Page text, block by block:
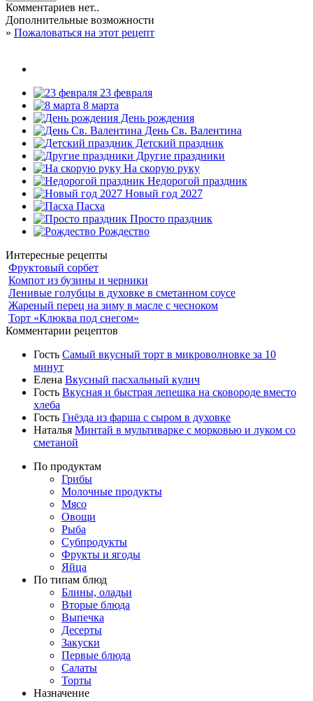
Комментариев нет..
Дополнительные возможности
» Пожаловаться на этот рецепт
23 февраля
8 марта
День рождения
День Св. Валентина
Детский праздник
Другие праздники
На скорую руку
Недорогой праздник
Новый год 2027
Пасха
Просто праздник
Рождество
Интересные рецепты
Фруктовый сорбет
Компот из бузины и черники
Ленивые голубцы в духовке в сметанном соусе
Жареный перец на зиму в масле с чесноком
Торт «Клюква под снегом»
Комментарии рецептов
Гость Самый вкусный торт в микроволновке за 10
минут
Елена Вкусный пасхальный кулич
Гость Вкусная и быстрая лепешка на сковороде вместо
хлеба
Гость Гнёзда из фарша с сыром в духовке
Наталья Минтай в мультиварке с морковью и луком со
сметаной
По продуктам
Грибы
Молочные продукты
Мясо
Овощи
Рыба
Субпродукты
Фрукты и ягоды
Яйца
По типам блюд
Блины, оладьи
Вторые блюда
Выпечка
Десерты
Закуски
Первые блюда
Салаты
Торты
Назначение